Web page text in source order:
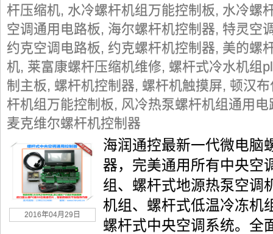
杆压缩机, 水冷螺杆机组万能控制板, 水冷螺
空调通用电路板, 海尔螺杆机控制器, 特灵空
约克空调电路板, 约克螺杆机控制器, 美的螺
机, 莱富康螺杆压缩机维修, 螺杆式冷水机组
制主板, 螺杆机控制器, 螺杆机触摸屏, 顿汉
杆机组万能控制板, 风冷热泵螺杆机组通用电
麦克维尔螺杆机控制器
2016年04月29日
海润通控最新一代微电脑
器，完美通用所有中央空
组、螺杆式地源热泵空调
机组、螺杆式低温冷冻机
螺杆式中央空调系统。全